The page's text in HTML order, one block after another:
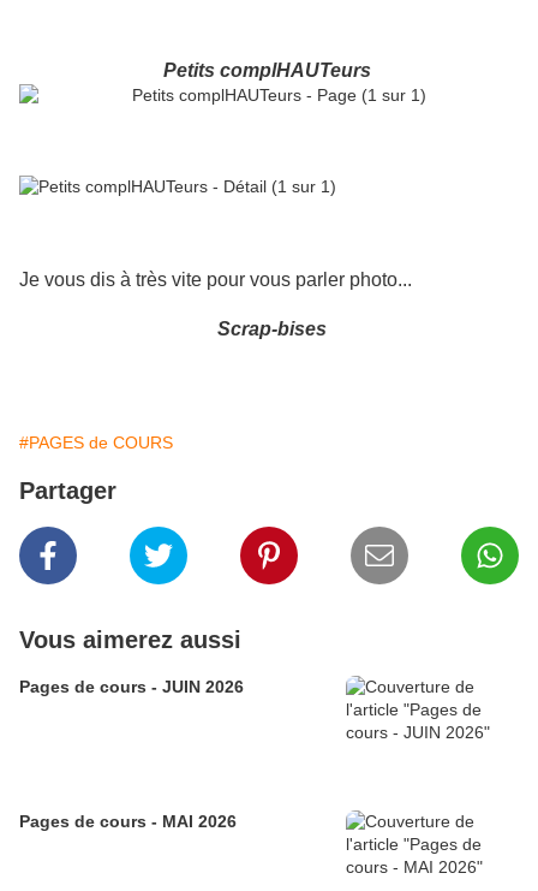
Petits complHAUTeurs
Je vous dis à très vite pour vous parler photo...
Scrap-bises
#PAGES de COURS
Partager
Vous aimerez aussi
Pages de cours - JUIN 2026
Pages de cours - MAI 2026